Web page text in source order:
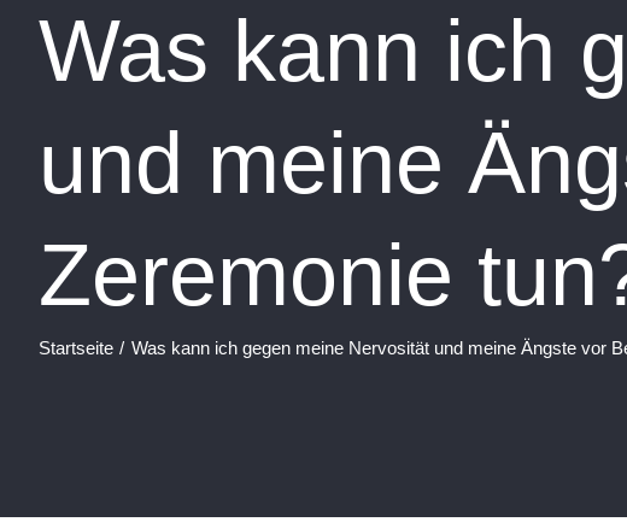
Was kann ich
und meine
Zeremonie
Startseite Was kann ich gegen meine Nervosität und meine Ängste vor